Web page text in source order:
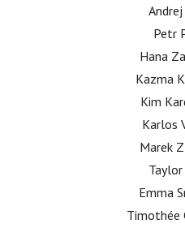
Petr
Hana
Kazma
Kim
Karlos
Marek
Emma
Timothée